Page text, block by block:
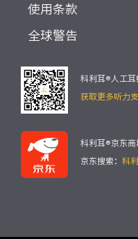
使用条款
全球警告
科利耳®人工耳
获取更多听力
科利耳®京东商
京东搜索： 科